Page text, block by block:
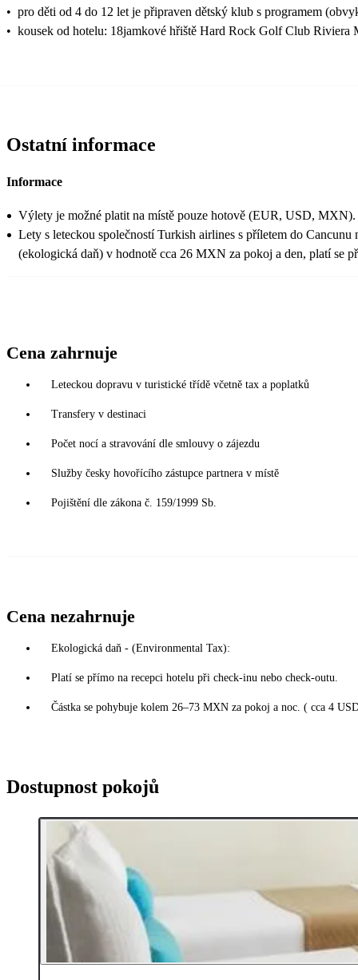
• pro děti od 4 do 12 let je připraven dětský klub s programem
• kousek od hotelu: 18jamkové hřiště Hard Rock Golf Club Riviera
Ostatní informace
Informace
Výlety je možné platit na místě pouze hotově (EUR, USD, MXN).
Lety s leteckou společností Turkish airlines s příletem do
(ekologická daň) v hodnotě cca 26 MXN za pokoj a den, platí se
Cena zahrnuje
Leteckou dopravu v turistické třídě včetně tax a poplatků
Transfery v destinaci
Počet nocí a stravování dle smlouvy o zájezdu
Služby česky hovořícího zástupce partnera v místě
Pojištění dle zákona č. 159/1999 Sb.
Cena nezahrnuje
Ekologická daň - (Environmental Tax):
Platí se přímo na recepci hotelu při check-inu nebo check-outu.
Částka se pohybuje kolem 26–73 MXN za pokoj a noc. ( cca 4
Dostupnost pokojů